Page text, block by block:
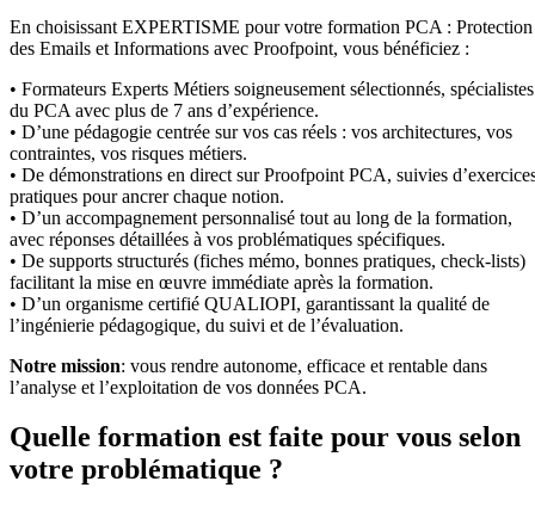
En choisissant EXPERTISME pour votre formation PCA : Protection
des Emails et Informations avec Proofpoint, vous bénéficiez :
• Formateurs Experts Métiers soigneusement sélectionnés, spécialistes
du PCA avec plus de 7 ans d’expérience.
• D’une pédagogie centrée sur vos cas réels : vos architectures, vos
contraintes, vos risques métiers.
• De démonstrations en direct sur Proofpoint PCA, suivies
pratiques pour ancrer chaque notion.
• D’un accompagnement personnalisé tout au long de la formation,
avec réponses détaillées à vos problématiques spécifiques.
• De supports structurés (fiches mémo, bonnes pratiques, check-lists)
facilitant la mise en œuvre immédiate après la formation.
• D’un organisme certifié QUALIOPI, garantissant la qualité de
l’ingénierie pédagogique, du suivi et de l’évaluation.
Notre mission: vous rendre autonome, efficace et rentable dans
l’analyse et l’exploitation de vos données PCA.
Quelle formation est faite pour vous selon
votre problématique ?